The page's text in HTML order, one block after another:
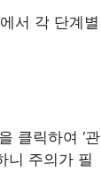
서 각 단계별
클릭하여 ‘관
니 주의가 필